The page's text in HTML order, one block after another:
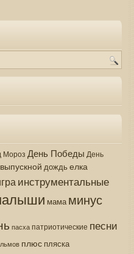
Мороз День Победы День
выпускной дождь елка
инструментальные
мама минус
пасха патриотические песни
плюс пляска